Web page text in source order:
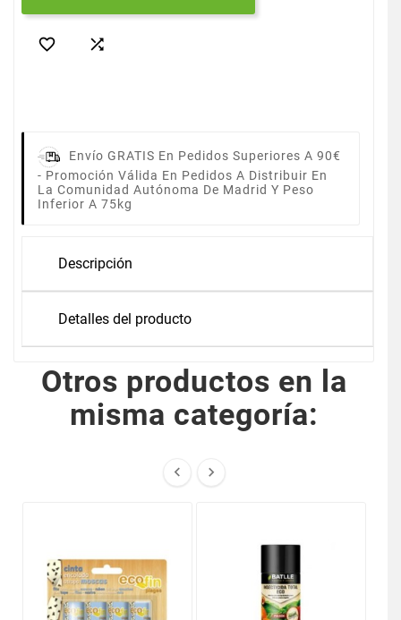
 
Envío GRATIS En Pedidos Superiores A 90€
- Promoción Válida En Pedidos A Distribuir En
La Comunidad Autónoma De Madrid Y Peso
Inferior A 75kg
Descripción
Detalles del producto
Otros productos en la
misma categoría:
 